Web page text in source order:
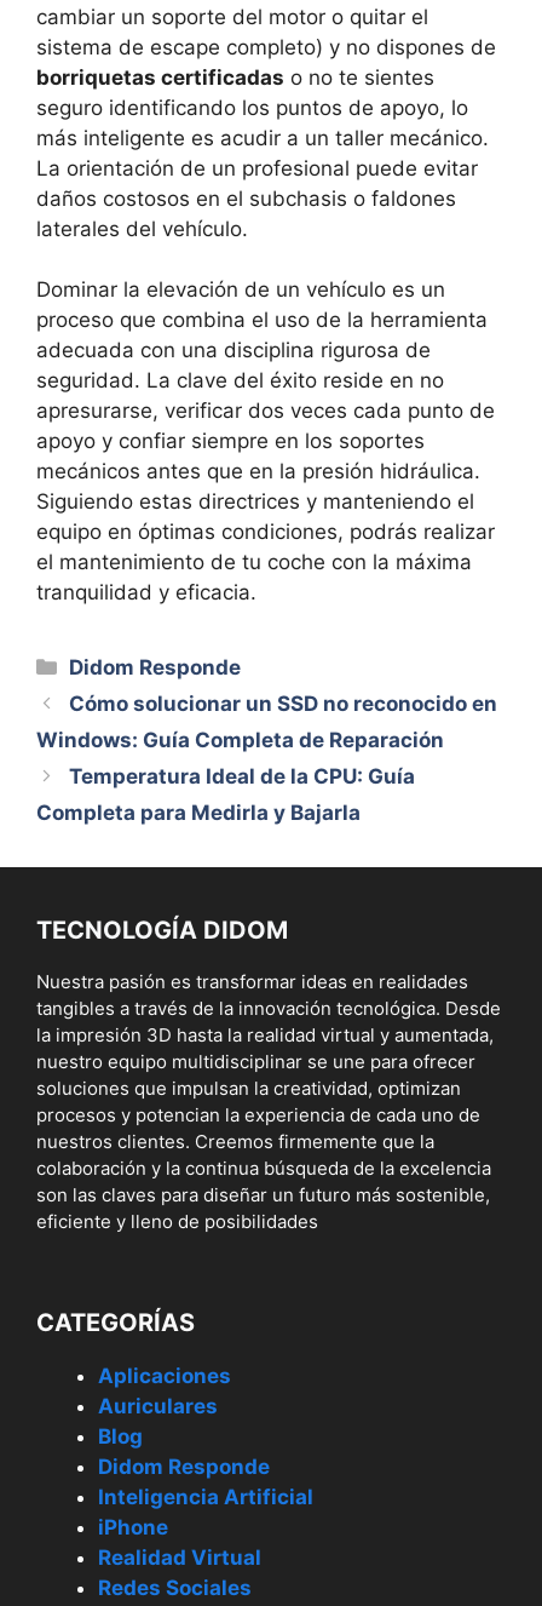
cambiar un soporte del motor o quitar el
sistema de escape completo) y no dispones de
borriquetas certificadas o no te sientes
seguro identificando los puntos de apoyo, lo
más inteligente es acudir a un taller mecánico.
La orientación de un profesional puede evitar
daños costosos en el subchasis o faldones
laterales del vehículo.
Dominar la elevación de un vehículo es un
proceso que combina el uso de la herramienta
adecuada con una disciplina rigurosa de
seguridad. La clave del éxito reside en no
apresurarse, verificar dos veces cada punto de
apoyo y confiar siempre en los soportes
mecánicos antes que en la presión hidráulica.
Siguiendo estas directrices y manteniendo el
equipo en óptimas condiciones, podrás realizar
el mantenimiento de tu coche con la máxima
tranquilidad y eficacia.
Categorías
Didom Responde
Cómo solucionar un SSD no reconocido en
Windows: Guía Completa de Reparación
Temperatura Ideal de la CPU: Guía
Completa para Medirla y Bajarla
TECNOLOGÍA DIDOM
Nuestra pasión es transformar ideas en realidades
tangibles a través de la innovación tecnológica. Desde
la impresión 3D hasta la realidad virtual y aumentada,
nuestro equipo multidisciplinar se une para ofrecer
soluciones que impulsan la creatividad, optimizan
procesos y potencian la experiencia de cada uno de
nuestros clientes. Creemos firmemente que la
colaboración y la continua búsqueda de la excelencia
son las claves para diseñar un futuro más sostenible,
eficiente y lleno de posibilidades
CATEGORÍAS
Aplicaciones
Auriculares
Blog
Didom Responde
Inteligencia Artificial
iPhone
Realidad Virtual
Redes Sociales